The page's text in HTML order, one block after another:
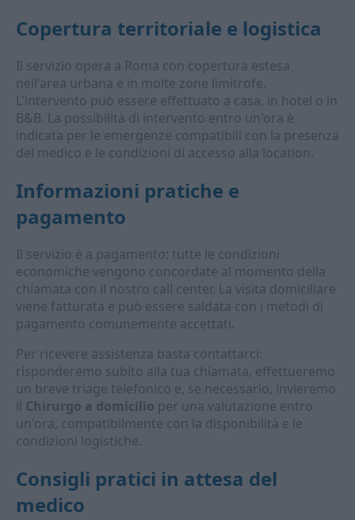
Copertura territoriale e logistica
Il servizio opera a Roma con copertura estesa
nell'area urbana e in molte zone limitrofe.
L'intervento può essere effettuato a casa, in hotel o in
B&B. La possibilità di intervento entro un'ora è
indicata per le emergenze compatibili con la presenza
del medico e le condizioni di accesso alla location.
Informazioni pratiche e
pagamento
Il servizio è a pagamento: tutte le condizioni
economiche vengono concordate al momento della
chiamata con il nostro call center. La visita domiciliare
viene fatturata e può essere saldata con i metodi di
pagamento comunemente accettati.
Per ricevere assistenza basta contattarci:
risponderemo subito alla tua chiamata, effettueremo
un breve triage telefonico e, se necessario, invieremo
Chirurgo a domicilio per una valutazione entro
un'ora, compatibilmente con la disponibilità e le
condizioni logistiche.
Consigli pratici in attesa del
medico